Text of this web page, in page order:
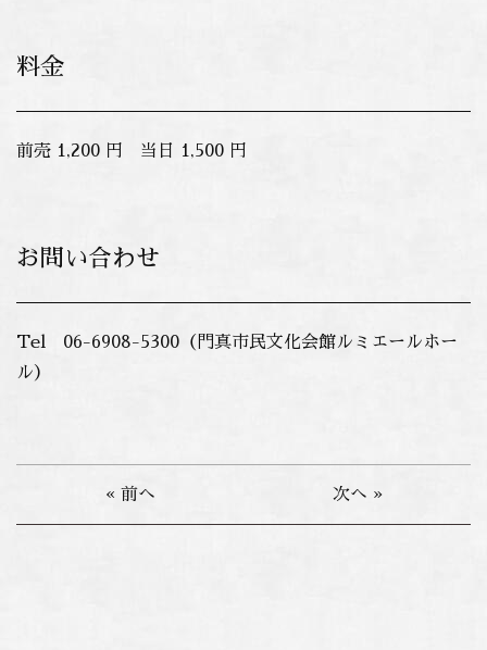
料金
前売 1,200 円 当日 1,500 円
お問い合わせ
Tel 06-6908-5300（門真市民文化会館ルミエールホー
ル）
« 前へ 次へ »